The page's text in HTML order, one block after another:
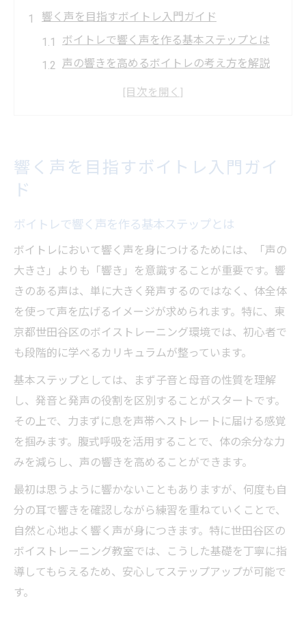
響く声を目指すボイトレ入門ガイド
ボイトレで響く声を作る基本ステップとは
声の響きを高めるボイトレの考え方を解説
ボイトレ初心者が知るべき発声の土台づく
は
ボイトレで自然な声の出し方を身につける
発音と発声の違いをボイトレで理解しよう
リラックスして声帯を使うボイトレ練習法
自然な発声を支えるボイトレの基礎知識
ボイトレで身につく自然な響きのコツ
力まず出す声の基本をマスターしよう
ボイトレで力まず響かせる発声の工夫
無理なく出せる声のためのボイトレ習慣
ボイトレで学ぶ息と声帯の正しい使い方
腹式呼吸を活かすボイトレ練習のポイント
子音と母音から響きを作る秘訣とは
母音を活かす響き作りのボイトレ練習法
子音の使い方が響きに与える影響を探る
響く声を目指すボイトレ入門ガイ
ド
ボイトレで響く声を作る基本ステップとは
ボイトレにおいて響く声を身につけるためには、「声の
大きさ」よりも「響き」を意識することが重要です。響
きのある声は、単に大きく発声するのではなく、体全体
を使って声を広げるイメージが求められます。特に、東
京都世田谷区のボイストレーニング環境では、初心者で
も段階的に学べるカリキュラムが整っています。
基本ステップとしては、まず子音と母音の性質を理解
し、発音と発声の役割を区別することがスタートです。
その上で、力まずに息を声帯へストレートに届ける感覚
を掴みます。腹式呼吸を活用することで、体の余分な力
みを減らし、声の響きを高めることができます。
最初は思うように響かないこともありますが、何度も自
分の耳で響きを確認しながら練習を重ねていくことで、
自然と心地よく響く声が身につきます。特に世田谷区の
ボイストレーニング教室では、こうした基礎を丁寧に指
導してもらえるため、安心してステップアップが可能で
す。